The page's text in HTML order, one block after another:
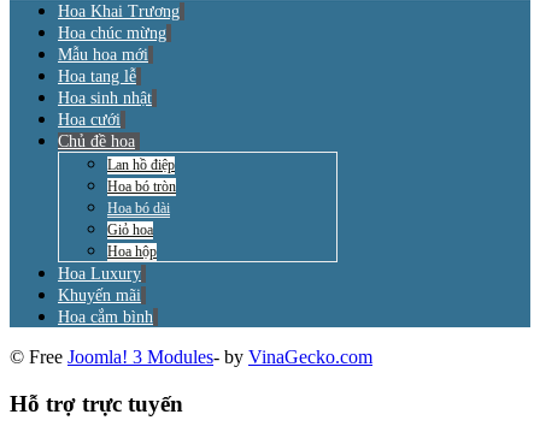
Hoa Khai Trương
Hoa chúc mừng
Mẫu hoa mới
Hoa tang lễ
Hoa sinh nhật
Hoa cưới
Chủ đề hoa
Lan hồ điệp
Hoa bó tròn
Hoa bó dài
Giỏ hoa
Hoa hộp
Hoa Luxury
Khuyến mãi
Hoa cắm bình
© Free Joomla! 3 Modules- by VinaGecko.com
Hỗ trợ trực tuyến